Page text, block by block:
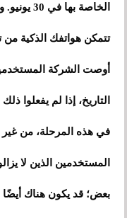
الخاصة
أوصت الشركة
التاريخ، إذا لم يفعلوا
في هذه المرحلة، من